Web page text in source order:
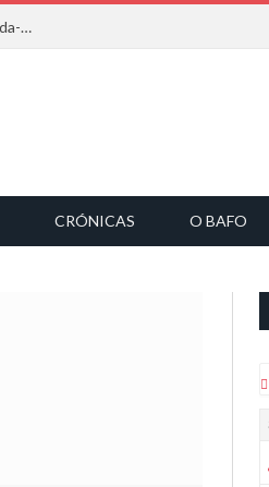
20 marcas que saem diretamente da cidade-berço para o teu guarda-roupa
CRÓNICAS O BAFO